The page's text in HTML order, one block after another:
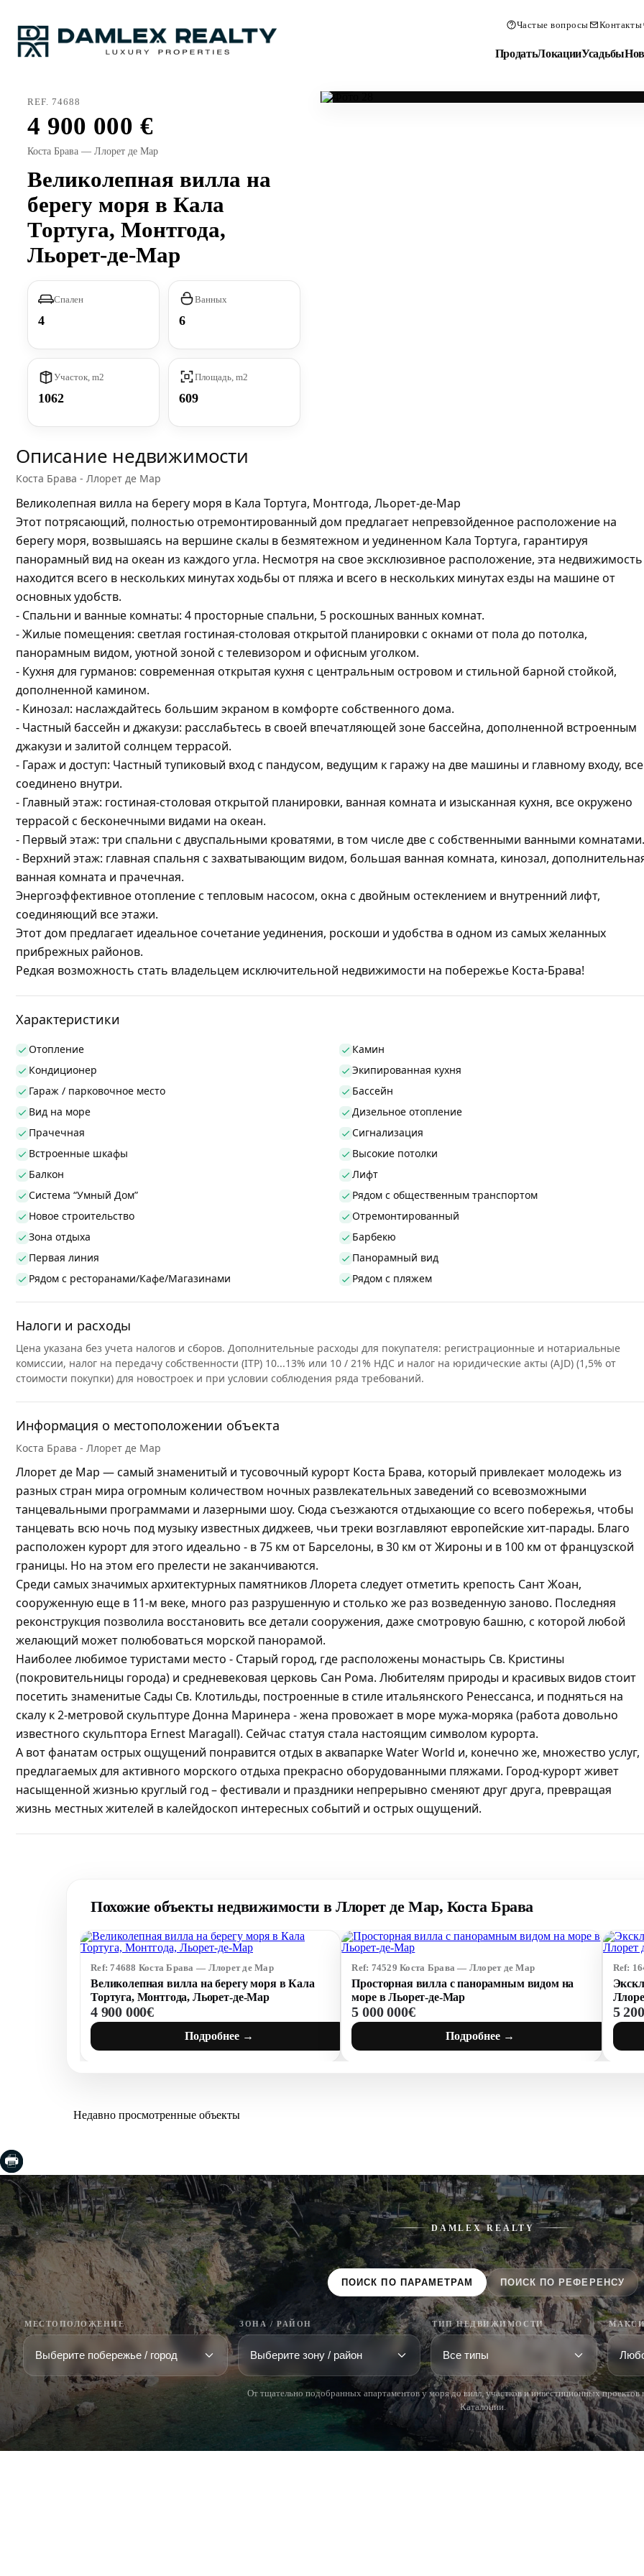
Частые вопросы Контакты
ПродатьЛокацииУсадьбы
REF. 74688
4 900 000
Коста Брава — Ллорет де Мар
Великолепная вилла на
берегу моря в Кала
Тортуга, Монтгода,
Льорет-де-Мар
Спален
4
Ванных
6
Участок, m2
1062
Площадь, m2
609
Описание недвижимости
Коста Брава - Ллорет де Мар
Великолепная вилла на берегу моря в Кала Тортуга, Монтгода, Льорет-де-Мар
Этот потрясающий, полностью отремонтированный дом предлагает непревзойденное расположение на
берегу моря, возвышаясь на вершине скалы в безмятежном и уединенном Кала Тортуга, гарантируя
панорамный вид на океан из каждого угла. Несмотря на свое эксклюзивное расположение, эта недвижимость
находится всего в нескольких минутах ходьбы от пляжа и всего в нескольких минутах езды на машине от
основных удобств.
- Спальни и ванные комнаты: 4 просторные спальни, 5 роскошных ванных комнат.
- Жилые помещения: светлая гостиная-столовая открытой планировки с окнами от пола до потолка,
панорамным видом, уютной зоной с телевизором и офисным уголком.
- Кухня для гурманов: современная открытая кухня с центральным островом и стильной барной стойкой,
дополненной камином.
- Кинозал: наслаждайтесь большим экраном в комфорте собственного дома.
- Частный бассейн и джакузи: расслабьтесь в своей впечатляющей зоне бассейна, дополненной встроенным
джакузи и залитой солнцем террасой.
- Гараж и доступ: Частный тупиковый вход с пандусом, ведущим к гаражу на две машины и главному входу, все
соединено внутри.
- Главный этаж: гостиная-столовая открытой планировки, ванная комната и изысканная кухня, все окружено
террасой с бесконечными видами на океан.
- Первый этаж: три спальни с двуспальными кроватями, в том числе две с собственными ванными комнатами.
- Верхний этаж: главная спальня с захватывающим видом, большая ванная комната, кинозал,
ванная комната и прачечная.
Энергоэффективное отопление с тепловым насосом, окна с двойным остеклением и внутренний лифт,
соединяющий все этажи.
Этот дом предлагает идеальное сочетание уединения, роскоши и удобства в одном из самых желанных
прибрежных районов.
Редкая возможность стать владельцем исключительной недвижимости на побережье Коста-Брава!
Характеристики
Отопление
Камин
Кондиционер
Экипированная кухня
Гараж / парковочное место
Бассейн
Вид на море
Дизельное отопление
Прачечная
Сигнализация
Встроенные шкафы
Высокие потолки
Балкон
Лифт
Система “Умный Дом”
Рядом с общественным транспортом
Новое строительство
Отремонтированный
Зона отдыха
Барбекю
Первая линия
Панорамный вид
Рядом с ресторанами/Кафе/Магазинами
Рядом с пляжем
Налоги и расходы
Цена указана без учета налогов и сборов. Дополнительные расходы для покупателя: регистрационные и нотариальные
комиссии, налог на передачу собственности (ITP) 10...13% или 10 / 21% НДС и налог на юридические акты (AJD) (1,5% от
стоимости покупки) для новостроек и при условии соблюдения ряда требований.
Информация о местоположении объекта
Коста Брава - Ллорет де Мар
Ллорет де Мар — самый знаменитый и тусовочный курорт Коста Брава, который привлекает молодежь из
разных стран мира огромным количеством ночных развлекательных заведений со всевозможными
танцевальными программами и лазерными шоу. Сюда съезжаются отдыхающие со всего побережья, чтобы
танцевать всю ночь под музыку известных диджеев, чьи треки возглавляют европейские хит-парады. Благо
расположен курорт для этого идеально - в 75 км от Барселоны, в 30 км от Жироны и в 100 км от французской
границы. Но на этом его прелести не заканчиваются.
Среди самых значимых архитектурных памятников Ллорета следует отметить крепость Сант Жоан,
сооруженную еще в 11-м веке, много раз разрушенную и столько же раз возведенную заново. Последняя
реконструкция позволила восстановить все детали сооружения, даже смотровую башню, с которой любой
желающий может полюбоваться морской панорамой.
Наиболее любимое туристами место - Старый город, где расположены монастырь Св. Кристины
(покровительницы города) и средневековая церковь Сан Рома. Любителям природы и красивых видов стоит
посетить знаменитые Сады Св. Клотильды, построенные в стиле итальянского Ренессанса, и подняться на
скалу к 2-метровой скульптуре Донна Маринера - жена провожает в море мужа-моряка (работа довольно
известного скульптора Ernest Maragall). Сейчас статуя стала настоящим символом курорта.
А вот фанатам острых ощущений понравится отдых в аквапарке Water World и, конечно же, множество услуг,
предлагаемых для активного морского отдыха прекрасно оборудованными пляжами. Город-курорт живет
насыщенной жизнью круглый год – фестивали и праздники непрерывно сменяют друг друга, превращая
жизнь местных жителей в калейдоскоп интересных событий и острых ощущений.
Похожие объекты недвижимости в Ллорет де Мар, Коста Брава
Ref: 74688 Коста Брава — Ллорет де Мар
Великолепная вилла на берегу моря в Кала
Тортуга, Монтгода, Льорет-де-Мар
4 900 000€
Подробнее →
Ref: 74529 Коста Брава — Ллорет де Мар
Просторная вилла с панорамным видом на
море в Льорет-де-Мар
5 000 000€
Подробнее →
Ref:
5
Недавно просмотренные объекты
DAMLEX REALTY
ПОИСК ПО ПАРАМЕТРАМ ПОИСК ПО РЕФЕРЕНСУ
МЕСТОПОЛОЖЕНИЕ ЗОНА / РАЙОН ТИП НЕДВИЖИМОСТИ
От тщательно подобранных апартаментов у моря до вилл, участков и инвестиционных проектов
Каталонии.